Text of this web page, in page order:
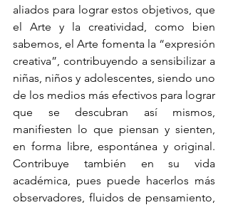
aliados para lograr estos objetivos, que
el Arte y la creatividad, como bien
sabemos, el Arte fomenta la “expresión
creativa”, contribuyendo a sensibilizar a
niñas, niños y adolescentes, siendo uno
de los medios más efectivos para lograr
que se descubran así mismos,
manifiesten lo que piensan y sienten,
en forma libre, espontánea y original.
Contribuye también en su vida
académica, pues puede hacerlos más
observadores, fluidos de pensamiento,